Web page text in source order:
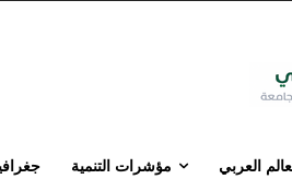
العربي مؤشرات التنمية